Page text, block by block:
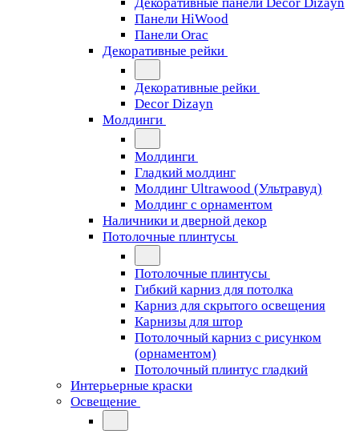
Панели HiWood
Панели Orac
Декоративные рейки
Декоративные рейки
Decor Dizayn
Молдинги
Молдинги
Гладкий молдинг
Молдинг Ultrawood (Ультравуд)
Молдинг с орнаментом
Наличники и дверной декор
Потолочные плинтусы
Потолочные плинтусы
Гибкий карниз для потолка
Карниз для скрытого освещения
Карнизы для штор
Потолочный карниз с рисунком
(орнаментом)
Потолочный плинтус гладкий
Интерьерные краски
Освещение